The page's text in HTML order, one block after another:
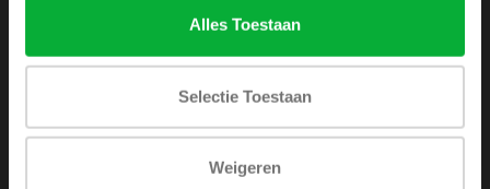
Alles Toestaan
Selectie Toestaan
Weigeren
Privacy Policy
Sitemap
Traveling Tailor